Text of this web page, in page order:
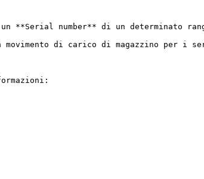
number** di un determinato
di carico di magazzino per i